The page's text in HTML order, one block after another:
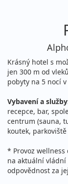
21.02. -
neděle - neděle
28.02. -
neděle - neděle
březen 2027
Krásný hotel s
jen 300 m od
pobyty na 5 nocí
Vybavení a
recepce, bar,
centrum (sauna,
koutek, parkoviště
* Provoz
na aktuální vládní
odpovědnost za